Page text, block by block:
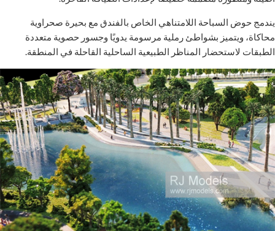
يندمج حوض السباحة اللامتناهي الخاص بالفندق مع بحيرة صحراوية
محاكاة، ويتميز بشواطئ رملية مرسومة يدويًا وجسور حصوية متعددة
الطبقات لاستحضار المناظر الطبيعية الساحلية القاحلة في المنطقة.